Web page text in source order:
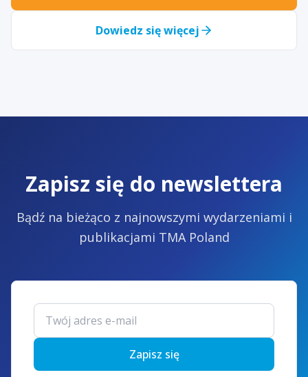
Dowiedz się więcej
Zapisz się do newslettera
Bądź na bieżąco z najnowszymi wydarzeniami i
publikacjami TMA Poland
Zapisz się